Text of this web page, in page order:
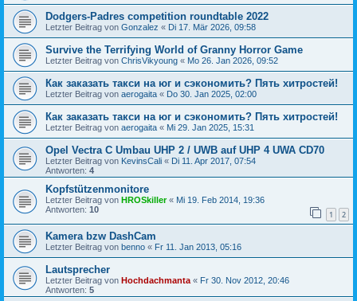
Dodgers-Padres competition roundtable 2022
Letzter Beitrag von Gonzalez « Di 17. Mär 2026, 09:58
Survive the Terrifying World of Granny Horror Game
Letzter Beitrag von ChrisVikyoung « Mo 26. Jan 2026, 09:52
Как заказать такси на юг и сэкономить? Пять хитростей!
Letzter Beitrag von aerogaita « Do 30. Jan 2025, 02:00
Как заказать такси на юг и сэкономить? Пять хитростей!
Letzter Beitrag von aerogaita « Mi 29. Jan 2025, 15:31
Opel Vectra C Umbau UHP 2 / UWB auf UHP 4 UWA CD70
Letzter Beitrag von KevinsCali « Di 11. Apr 2017, 07:54
Antworten: 4
Kopfstützenmonitore
Letzter Beitrag von HROSkiller« Mi 19. Feb 2014, 19:36
Antworten: 10 1 2
Kamera bzw DashCam
Letzter Beitrag von benno « Fr 11. Jan 2013, 05:16
Lautsprecher
Letzter Beitrag von Hochdachmanta « Fr 30. Nov 2012, 20:46
Antworten: 5